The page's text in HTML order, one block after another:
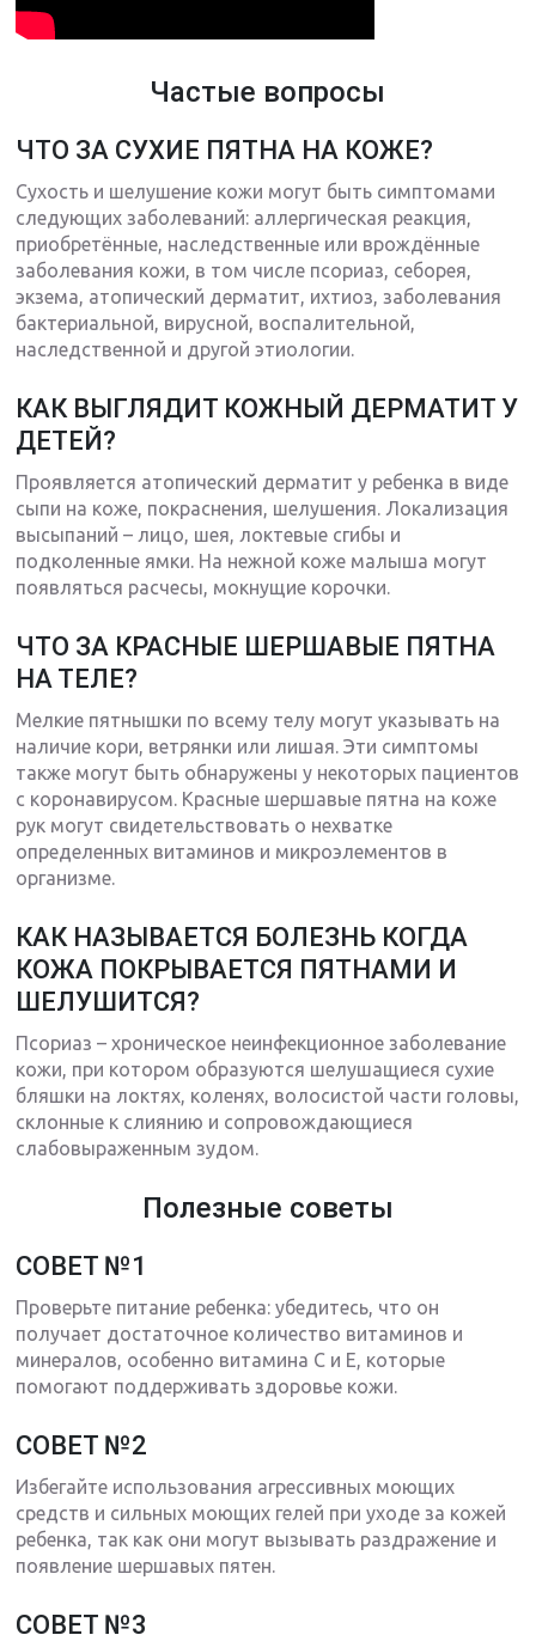
Частые вопросы
ЧТО ЗА СУХИЕ ПЯТНА НА КОЖЕ?
Сухость и шелушение кожи могут быть симптомами
следующих заболеваний: аллергическая реакция,
приобретённые, наследственные или врождённые
заболевания кожи, в том числе псориаз, себорея,
экзема, атопический дерматит, ихтиоз, заболевания
бактериальной, вирусной, воспалительной,
наследственной и другой этиологии.
КАК ВЫГЛЯДИТ КОЖНЫЙ ДЕРМАТИТ У
ДЕТЕЙ?
Проявляется атопический дерматит у ребенка в виде
сыпи на коже, покраснения, шелушения. Локализация
высыпаний – лицо, шея, локтевые сгибы и
подколенные ямки. На нежной коже малыша могут
появляться расчесы, мокнущие корочки.
ЧТО ЗА КРАСНЫЕ ШЕРШАВЫЕ ПЯТНА
НА ТЕЛЕ?
Мелкие пятнышки по всему телу могут указывать на
наличие кори, ветрянки или лишая. Эти симптомы
также могут быть обнаружены у некоторых пациентов
с коронавирусом. Красные шершавые пятна на коже
рук могут свидетельствовать о нехватке
определенных витаминов и микроэлементов в
организме.
КАК НАЗЫВАЕТСЯ БОЛЕЗНЬ КОГДА
КОЖА ПОКРЫВАЕТСЯ ПЯТНАМИ И
ШЕЛУШИТСЯ?
Псориаз – хроническое неинфекционное заболевание
кожи, при котором образуются шелушащиеся сухие
бляшки на локтях, коленях, волосистой части головы,
склонные к слиянию и сопровождающиеся
слабовыраженным зудом.
Полезные советы
СОВЕТ №1
Проверьте питание ребенка: убедитесь, что он
получает достаточное количество витаминов и
минералов, особенно витамина С и Е, которые
помогают поддерживать здоровье кожи.
СОВЕТ №2
Избегайте использования агрессивных моющих
средств и сильных моющих гелей при уходе за кожей
ребенка, так как они могут вызывать раздражение и
появление шершавых пятен.
СОВЕТ №3